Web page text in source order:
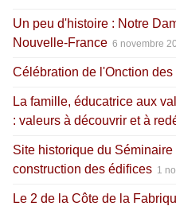
Un peu d'histoire : Notre
Nouvelle-France 6 novembre
Célébration de l'Onction des
La famille, éducatrice aux
: valeurs à découvrir et à
Site historique du
construction des édifices 1
Le 2 de la Côte de la